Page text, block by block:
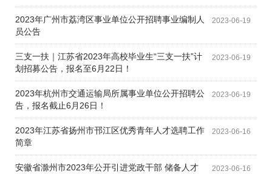
2023-06-19
2023年广州市荔湾区事业单位公开招聘事业编制人
员公告
2023-06-19
三支一扶｜江苏省2023年高校毕业生“三支一扶”计
划招募公告，报名至6月22日！
2023-06-19
2023年杭州市交通运输局所属事业单位公开招聘公
告，报名截止6月26日！
2023-06-16
2023年江苏省扬州市邗江区优秀青年人才选聘工作
简章
2023-06-16
安徽省滁州市2023年公开引进党政干部 储备人才